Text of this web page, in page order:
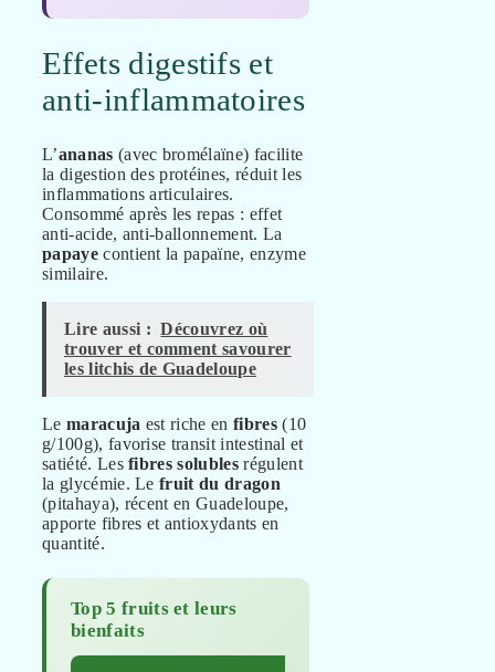
Effets digestifs et
anti-inflammatoires
L’ananas (avec bromélaïne) facilite
la digestion des protéines, réduit les
inflammations articulaires.
Consommé après les repas : effet
anti-acide, anti-ballonnement. La
papayecontient la papaïne, enzyme
similaire.
Lire aussi : Découvrez où
trouver et comment savourer
les litchis de Guadeloupe
Le maracuja est riche enfibres(10
g/100g), favorise transit intestinal et
satiété. Lesfibres solublesrégulent
la glycémie. Lefruit du dragon
(pitahaya), récent en Guadeloupe,
apporte fibres et antioxydants en
quantité.
Top 5 fruits et leurs
bienfaits